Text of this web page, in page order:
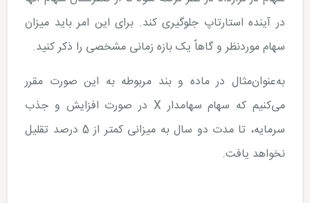
در آینده استارتاپ جلوگیری ­کند. برای این امر باید میزان
سهام موردنظر و گاهاٌ یک بازه زمانی مشخصی را ذکر کنید.
به‌عنوان‌مثال در ماده و بند مربوطه به این صورت مقرر
می‌کنیم که سهام سهامدار X در صورت افزایش و جذب
سرمایه، تا مدت دو سال به میزانی کمتر از 5 درصد تقلیل
نخواهد یافت.